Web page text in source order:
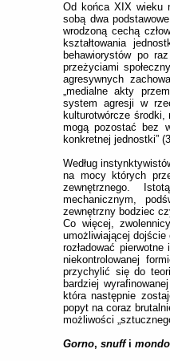
Od końca XIX wieku
sobą dwa
wrodzoną cechą
kształtowania
behawiorystów po
przeżyciami
agresywnych
„medialne akty
system agresji w
kulturotwórcze środki,
mogą pozostać bez
konkretnej jednostki”
Według
na mocy których
zewnętrznego.
mechanicznym,
zewnętrzny bodziec
Co więcej,
umożliwiającej dojście
rozładować
niekontrolowanej
przychylić się do
bardziej
która następnie
popyt na coraz
możliwości
Gorno, snuffi